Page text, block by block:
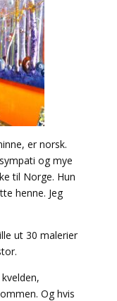
er norsk.
og mye
til Norge. Hun
henne. Jeg
ut 30 malerier
Og hvis